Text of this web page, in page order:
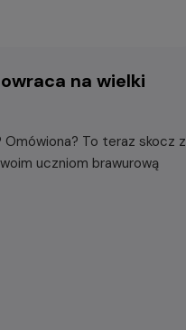
na wielki
To teraz skocz z
uczniom brawurową